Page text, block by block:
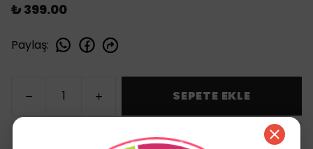
₺ 399.00
Paylaş:
SEPETE EKLE
HEMEN AL